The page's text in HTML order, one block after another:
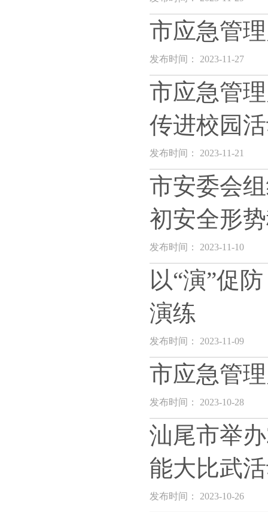
市应急管
发布时间： 2023-11-27
市应急管
传进校园
发布时间： 2023-11-21
市安委会
初安全形
发布时间： 2023-11-10
以“演”促
演练
发布时间： 2023-11-09
市应急管
发布时间： 2023-10-28
汕尾市举
能大比武
发布时间： 2023-10-26